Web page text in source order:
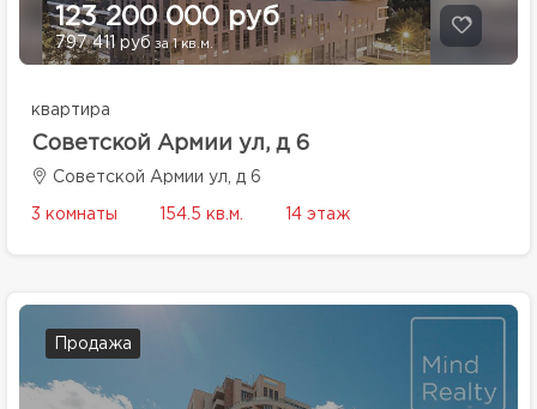
123 200 000 руб
797 411 руб за 1 кв.м.
квартира
Советской Армии ул, д 6
Советской Армии ул, д 6
3 комнаты 154.5 кв.м. 14 этаж
Продажа